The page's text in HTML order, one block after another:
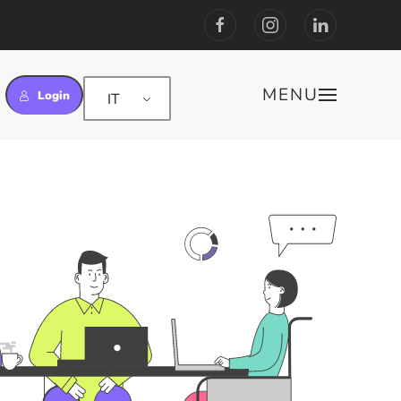
Login IT MENU